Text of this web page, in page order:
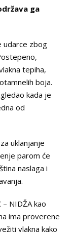
ga
udarce zbog
tepiha,
boja.
kada je
od
uklanjanje
parom će
naslaga i
– NIDŽA kao
ima proverene
vlakna kako